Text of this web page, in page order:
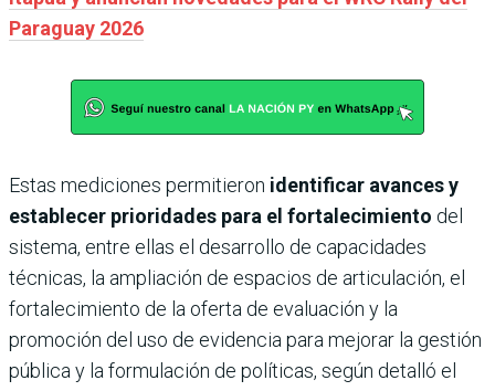
Paraguay 2026
Estas mediciones permitieron identificar avances y
establecer prioridades para el fortalecimiento del
sistema, entre ellas el desarrollo de capacidades
técnicas, la ampliación de espacios de articulación, el
fortalecimiento de la oferta de evaluación y la
promoción del uso de evidencia para mejorar la gestión
pública y la formulación de políticas, según detalló el